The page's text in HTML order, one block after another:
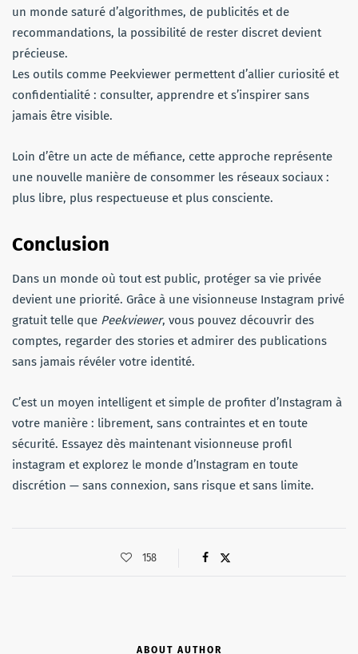
un monde saturé d’algorithmes, de publicités et de
recommandations, la possibilité de rester discret devient
précieuse.
Les outils comme Peekviewer permettent d’allier curiosité et
confidentialité : consulter, apprendre et s’inspirer sans
jamais être visible.
Loin d’être un acte de méfiance, cette approche représente
une nouvelle manière de consommer les réseaux sociaux :
plus libre, plus respectueuse et plus consciente.
Conclusion
Dans un monde où tout est public, protéger sa vie privée
devient une priorité. Grâce à une visionneuse Instagram privé
gratuit telle que Peekviewer, vous pouvez découvrir des
comptes, regarder des stories et admirer des publications
sans jamais révéler votre identité.
C’est un moyen intelligent et simple de profiter d’Instagram à
votre manière : librement, sans contraintes et en toute
sécurité. Essayez dès maintenant visionneuse profil
instagram et explorez le monde d’Instagram en toute
discrétion — sans connexion, sans risque et sans limite.
158
ABOUT AUTHOR